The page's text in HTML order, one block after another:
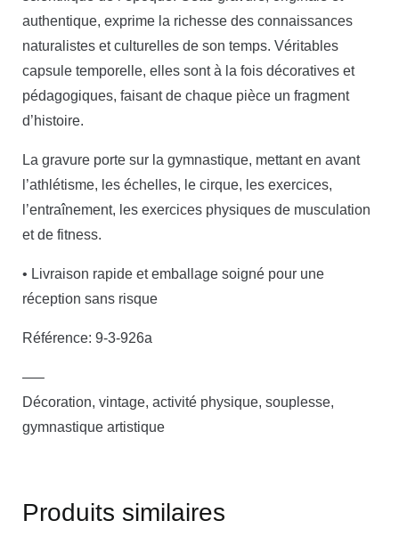
authentique, exprime la richesse des connaissances
naturalistes et culturelles de son temps. Véritables
capsule temporelle, elles sont à la fois décoratives et
pédagogiques, faisant de chaque pièce un fragment
d’histoire.
La gravure porte sur la gymnastique, mettant en avant
l’athlétisme, les échelles, le cirque, les exercices,
l’entraînement, les exercices physiques de musculation
et de fitness.
• Livraison rapide et emballage soigné pour une
réception sans risque
Référence: 9-3-926a
—–
Décoration, vintage, activité physique, souplesse,
gymnastique artistique
Produits similaires